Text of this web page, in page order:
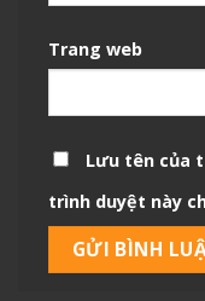
Trang web
Lưu tên của
trình duyệt này